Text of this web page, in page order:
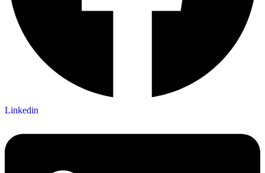
Linkedin